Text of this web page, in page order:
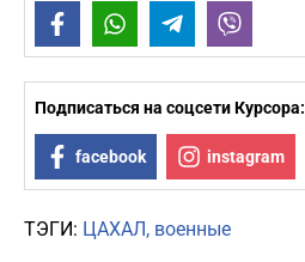
FacebookWhatsAppTelegram
Подписаться на соцсети Курсора:
facebook instagram
ТЭГИ: ЦАХАЛ военные